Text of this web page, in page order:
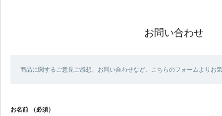
お問い合わせ
商品に関するご意見ご感想、お問い合わせなど、こちらのフォームよりお
お名前 （必須）